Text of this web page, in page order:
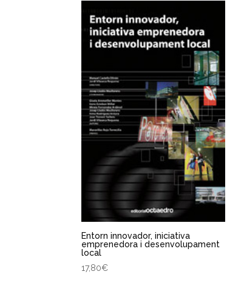
Entorn innovador, iniciativa
emprenedora i desenvolupament
local
17,80€